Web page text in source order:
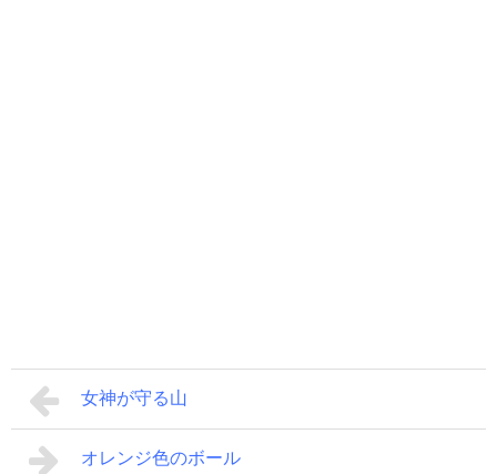
女神が守る山
オレンジ色のボール